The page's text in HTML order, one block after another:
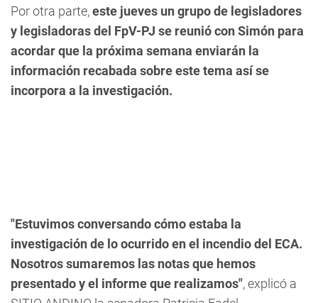
Por otra parte,este jueves un grupo de legisladores
y legisladoras del FpV-PJ se reunió con Simón para
acordar que la próxima semana enviarán la
información recabada sobre este tema así se
incorpora a la investigación.
"Estuvimos conversando cómo estaba la
investigación de lo ocurrido en el incendio del ECA.
Nosotros sumaremos las notas que hemos
presentado y el informe que realizamos", explicó a